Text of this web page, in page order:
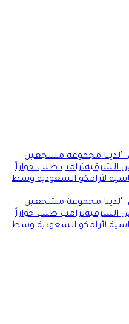
"لدينا مجموعة مشجعين
الشرقيةترامب طلب حواراً
لأرامكو السعودية وسط
"لدينا مجموعة مشجعين
الشرقيةترامب طلب حواراً
لأرامكو السعودية وسط